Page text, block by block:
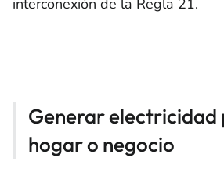
interconexión de la Regla 21.
Generar electricidad
hogar o negocio